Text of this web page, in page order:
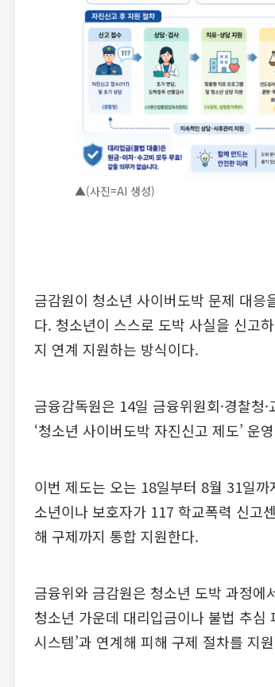
▲(사진=AI 생성)
금감원이 청소년 사이버도박 문제 대
다. 청소년이 스스로 도박 사실을 신고
지 연계 지원하는 방식이다.
금융감독원은 14일 금융위원회·경찰청
‘청소년 사이버도박 자진신고 제도’ 운
이번 제도는 오는 18일부터 8월 31일
소년이나 보호자가 117 학교폭력 신고
해 구제까지 통합 지원한다.
금융위와 금감원은 청소년 도박 과정
청소년 가운데 대리입금이나 불법 추심
시스템’과 연계해 피해 구제 절차를 지